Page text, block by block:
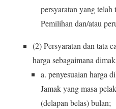
persyaratan yang
Pemilihan dan/atau
(2) Persyaratan dan tata
harga sebagaimana
a. penyesuaian harga
Jamak yang masa
(delapan belas) bulan;